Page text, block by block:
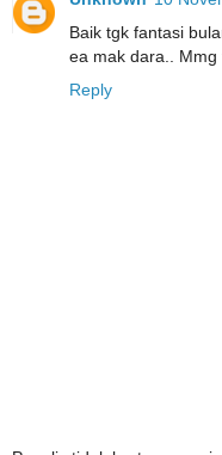
Baik tgk fantasi
ea mak dara..
Reply